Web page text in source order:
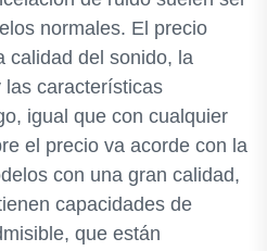
normales. El precio
calidad del sonido, la
características
igual que con cualquier
el precio va acorde con la
con una gran calidad,
capacidades de
que están